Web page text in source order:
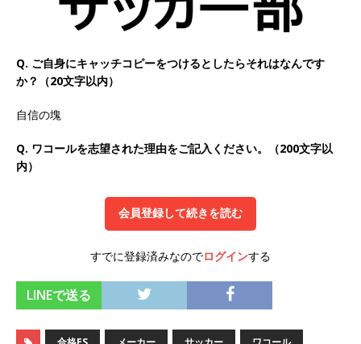
年収1,631万円 ｜ 設立以降連続売上増 ｜ 土日祝
完全休み ｜ プライム上場 ｜ M&A総合研究所
体育会積極採用企業
グループ企業 ｜ 日本トップレベルの企業へ幅広
大手グループとしての安定性バツグン ｜ 年収
500万スタート ｜ 土日祝休み ｜ 東京勤務 ｜ ク
オンツ・コンサルティング
体育会積極採用企
業
[ 2026年5月14日 ] 【 28卒 】 NTTドコモグルー
プと電通グループの傘下 ｜ 初任給40万 ｜ 人よ
Q. ご自身にキャッチコピーをつけるとしたらそれはなんです
か？（20文字以内）
自信の塊
Q. ワコールを志望された理由をご記入ください。（200文字以
内）
会員登録して続きを読む
すでに登録済みなのでログインする
LINEで送る